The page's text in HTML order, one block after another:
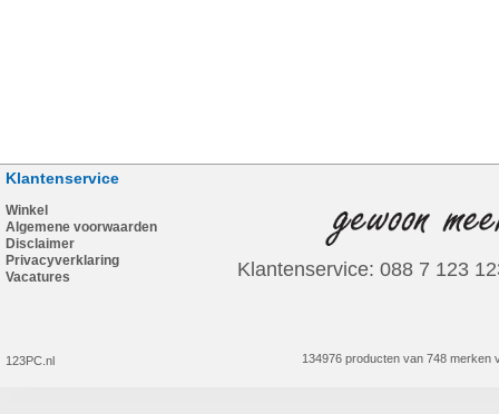
Klantenservice
Winkel
Algemene voorwaarden
Disclaimer
Privacyverklaring
Vacatures
123PC.nl
Klantenservice: 088 7 123
134976 producten van 748 merken